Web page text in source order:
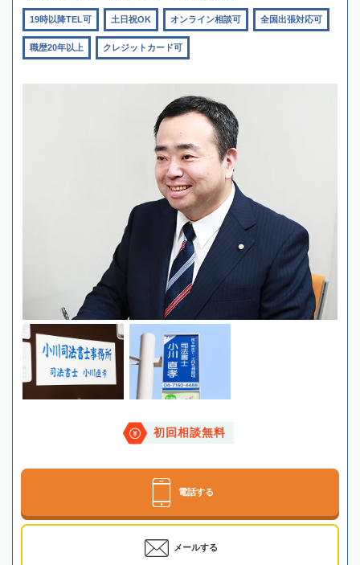
19時以降TEL可 土日祝OK オンライン相談可 全国出張対応可
職歴20年以上 クレジットカード可
初回相談無料
電話する
メールする